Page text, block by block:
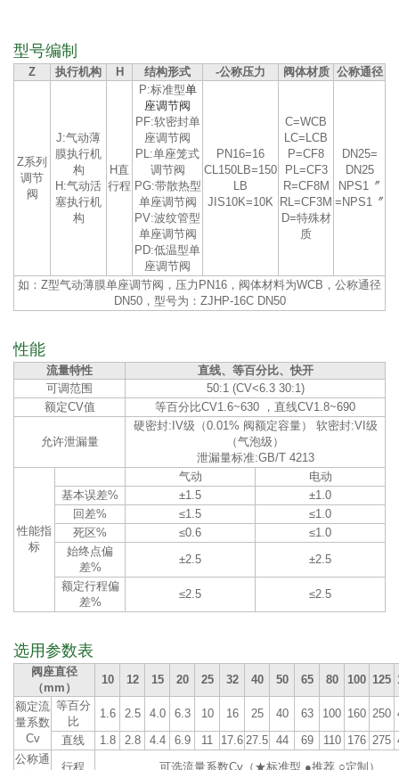
型号编制
Z 执行机构 H 结构形式 -公称压力 阀体材质 公称通径
Z系列
调节
阀
J:气动薄
膜执行机
构
H:气动活
塞执行机
构
H直
行程
P:标准型单
座调节阀
PF:软密封单
座调节阀
PL:单座笼式
调节阀
PG:带散热型
单座调节阀
PV:波纹管型
单座调节阀
PD:低温型单
座调节阀
PN16=16
CL150LB=150
LB
JIS10K=10K
C=WCB
LC=LCB
P=CF8
PL=CF3
R=CF8M
RL=CF3M
D=特殊材
质
DN25=
DN25
NPS1〞
=NPS1〞
如：Z型气动薄膜单座调节阀，压力PN16，阀体材料为WCB，公称通径
DN50，型号为：ZJHP-16C DN50
性能
流量特性
直线、等百分比、快开
可调范围
50:1 (CV<6.3 30:1)
额定CV值
等百分比CV1.6~630 ，直线CV1.8~690
允许泄漏量
硬密封:IV级（0.01% 阀额定容量） 软密封:VI级
（气泡级）
泄漏量标准:GB/T 4213
性能指
标
气动
电动
基本误差%
±1.5
±1.0
回差%
≤1.5
≤1.0
死区%
≤0.6
≤1.0
始终点偏
差%
±2.5
±2.5
额定行程偏
差%
≤2.5 ≤2.5
选用参数表
阀座直径
（mm）
10 12 15 20 25 32 40 50 65 80 100 125
额定流
量系数
Cv
等百分
比
1.6 2.5 4.0 6.3 10 16 25 40 63 100 160 250
直线
1.8 2.8 4.4 6.9 11 17.6 27.5 44 69 110 176 275
公称通
行程 可选流量系数Cv（★标准型 ●推荐 ○定制）